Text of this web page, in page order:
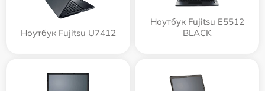
Ноутбук Fujitsu U7412
Ноутбук Fujitsu E5512
BLACK